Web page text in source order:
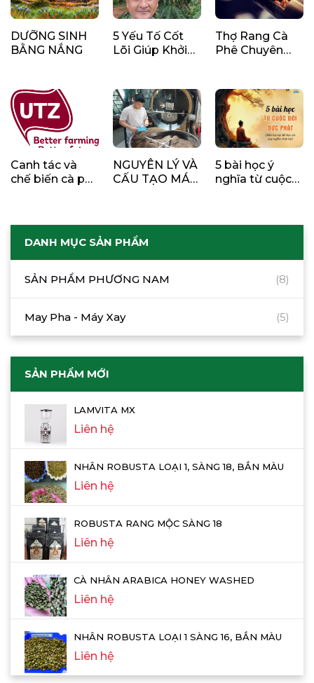
DƯỠNG SINH
BẰNG NẮNG
5 Yếu Tố Cốt
Lõi Giúp Khởi
Công
Thợ Rang Cà
Phê Chuyên
Canh tác và
chế biến cà phê
NGUYÊN LÝ VÀ
CẤU TẠO MÁY
5 bài học ý
nghĩa từ cuộc
DANH MỤC SẢN PHẨM
SẢN PHẨM PHƯƠNG NAM (8)
May Pha - Máy Xay (5)
SẢN PHẨM MỚI
LAMVITA MX
Liên hệ
NHÂN ROBUSTA LOẠI 1, SÀNG 18, BẮN MÀU
Liên hệ
ROBUSTA RANG MỘC SÀNG 18
Liên hệ
CÀ NHÂN ARABICA HONEY WASHED
Liên hệ
NHÂN ROBUSTA LOẠI 1 SÀNG 16, BẮN MÀU
Liên hệ